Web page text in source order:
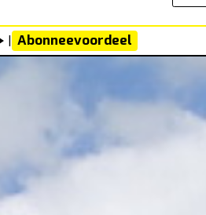
| Abonneevoordeel